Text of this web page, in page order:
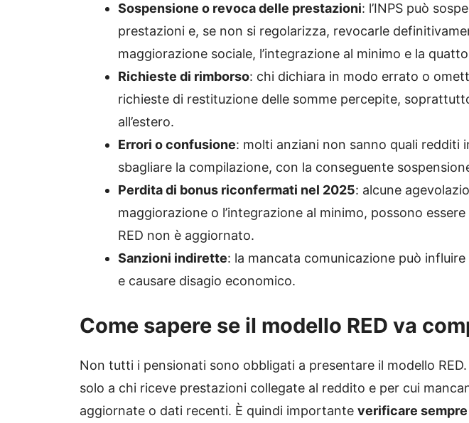
Sospensione o revoca delle prestazioni: l’INPS può
prestazioni e, se non si regolarizza, revocarle
maggiorazione sociale, l’integrazione al minimo e la
Richieste di rimborso: chi dichiara in modo errato o
richieste di restituzione delle somme percepite,
all’estero.
Errori o confusione: molti anziani non sanno quali redditi
sbagliare la compilazione, con la conseguente
Perdita di bonus riconfermati nel 2025: alcune
maggiorazione o l’integrazione al minimo, possono
RED non è aggiornato.
Sanzioni indirette: la mancata comunicazione può
e causare disagio economico.
Come sapere se il modello RED va
Non tutti i pensionati sono obbligati a presentare il modello RED.
solo a chi riceve prestazioni collegate al reddito e per cui
aggiornate o dati recenti. È quindi importante verificare